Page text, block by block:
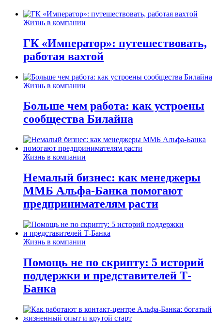
Жизнь в компании
ГК «Император»: путешествовать,
работая вахтой
Жизнь в компании
Больше чем работа: как устроены
сообщества Билайна
Жизнь в компании
Немалый бизнес: как менеджеры
ММБ Альфа-Банка помогают
предпринимателям расти
Жизнь в компании
Помощь не по скрипту: 5 историй
поддержки и представителей Т-
Банка